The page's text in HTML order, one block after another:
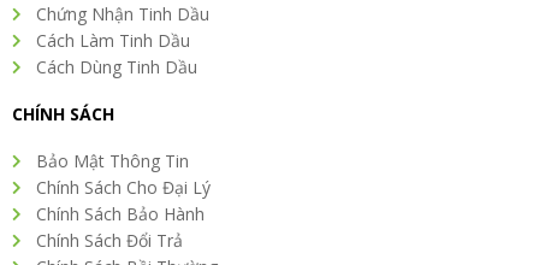
Chứng Nhận Tinh Dầu
Cách Làm Tinh Dầu
Cách Dùng Tinh Dầu
CHÍNH SÁCH
Bảo Mật Thông Tin
Chính Sách Cho Đại Lý
Chính Sách Bảo Hành
Chính Sách Đổi Trả